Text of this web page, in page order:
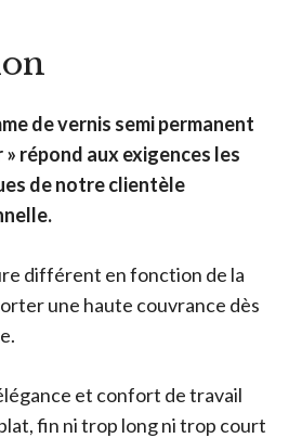
de vernis semi permanent
» répond aux exigences les
de notre clientèle
différent en fonction de la
une haute couvrance dès
et confort de travail
fin ni trop long ni trop court